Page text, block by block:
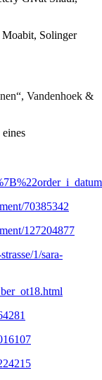
Solinger
Vandenhoek &
70385342
127204877
1/sara-